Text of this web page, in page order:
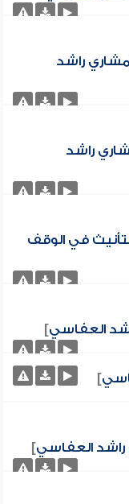
مشاري راشد
راشد
في الوقف
العفاسي]
]
العفاسي]